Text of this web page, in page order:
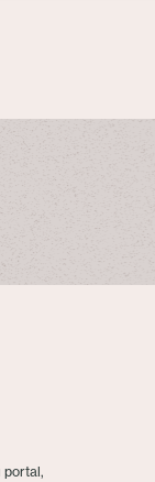
portal,